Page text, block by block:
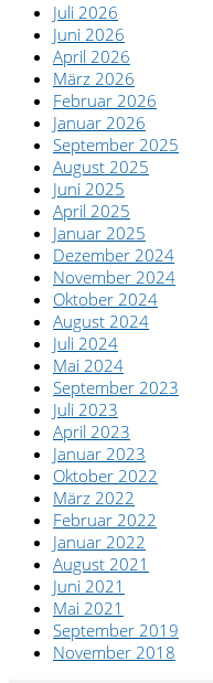
Juli 2026
Juni 2026
April 2026
März 2026
Februar 2026
Januar 2026
September 2025
August 2025
Juni 2025
April 2025
Januar 2025
Dezember 2024
November 2024
Oktober 2024
August 2024
Juli 2024
Mai 2024
September 2023
Juli 2023
April 2023
Januar 2023
Oktober 2022
März 2022
Februar 2022
Januar 2022
August 2021
Juni 2021
Mai 2021
September 2019
November 2018